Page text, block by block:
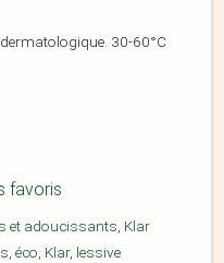
30-60°C
favoris
et adoucissants, Klar
, éco, Klar, lessive